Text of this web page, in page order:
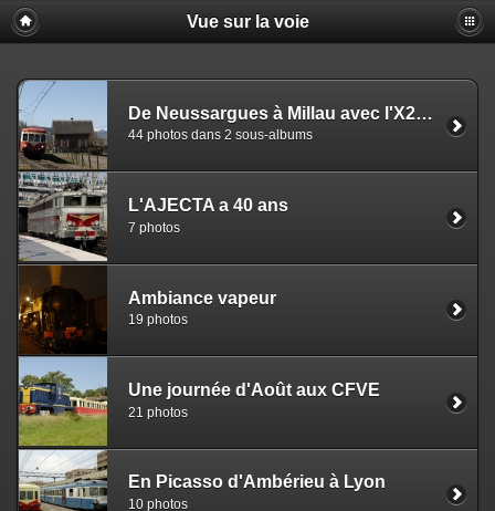
Vue sur la voie
De Neussargues à Millau avec l'X2403
44 photos dans 2 sous-albums
L'AJECTA a 40 ans
7 photos
Ambiance vapeur
19 photos
Une journée d'Août aux CFVE
21 photos
En Picasso d'Ambérieu à Lyon
10 photos